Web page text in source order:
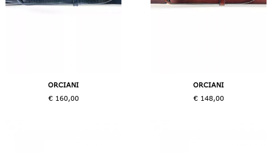
ORCIANI
€ 160,00
ORCIANI
€ 148,00